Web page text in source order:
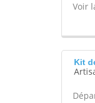
Voir
Kit